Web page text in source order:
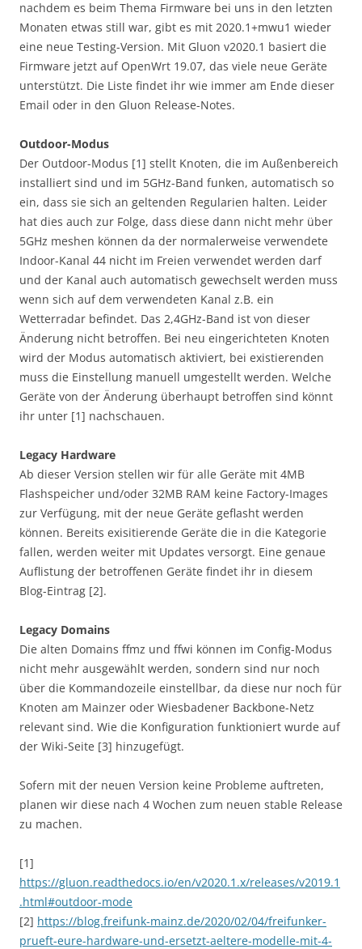
nachdem es beim Thema Firmware bei uns in den letzten
Monaten etwas still war, gibt es mit 2020.1+mwu1 wieder
eine neue Testing-Version. Mit Gluon v2020.1 basiert die
Firmware jetzt auf OpenWrt 19.07, das viele neue Geräte
unterstützt. Die Liste findet ihr wie immer am Ende dieser
Email oder in den Gluon Release-Notes.
Outdoor-Modus
Der Outdoor-Modus [1] stellt Knoten, die im Außenbereich
installiert sind und im 5GHz-Band funken, automatisch so
ein, dass sie sich an geltenden Regularien halten. Leider
hat dies auch zur Folge, dass diese dann nicht mehr über
5GHz meshen können da der normalerweise verwendete
Indoor-Kanal 44 nicht im Freien verwendet werden darf
und der Kanal auch automatisch gewechselt werden muss
wenn sich auf dem verwendeten Kanal z.B. ein
Wetterradar befindet. Das 2,4GHz-Band ist von dieser
Änderung nicht betroffen. Bei neu eingerichteten Knoten
wird der Modus automatisch aktiviert, bei existierenden
muss die Einstellung manuell umgestellt werden. Welche
Geräte von der Änderung überhaupt betroffen sind könnt
ihr unter [1] nachschauen.
Legacy Hardware
Ab dieser Version stellen wir für alle Geräte mit 4MB
Flashspeicher und/oder 32MB RAM keine Factory-Images
zur Verfügung, mit der neue Geräte geflasht werden
können. Bereits exisitierende Geräte die in die Kategorie
fallen, werden weiter mit Updates versorgt. Eine genaue
Auflistung der betroffenen Geräte findet ihr in diesem
Blog-Eintrag [2].
Legacy Domains
Die alten Domains ffmz und ffwi können im Config-Modus
nicht mehr ausgewählt werden, sondern sind nur noch
über die Kommandozeile einstellbar, da diese nur noch für
Knoten am Mainzer oder Wiesbadener Backbone-Netz
relevant sind. Wie die Konfiguration funktioniert wurde auf
der Wiki-Seite [3] hinzugefügt.
Sofern mit der neuen Version keine Probleme auftreten,
planen wir diese nach 4 Wochen zum neuen stable Release
zu machen.
[1]
https://gluon.readthedocs.io/en/v2020.1.x/releases/v2019.1
.html#outdoor-mode
[2] https://blog.freifunk-mainz.de/2020/02/04/freifunker-
prueft-eure-hardware-und-ersetzt-aeltere-modelle-mit-4-